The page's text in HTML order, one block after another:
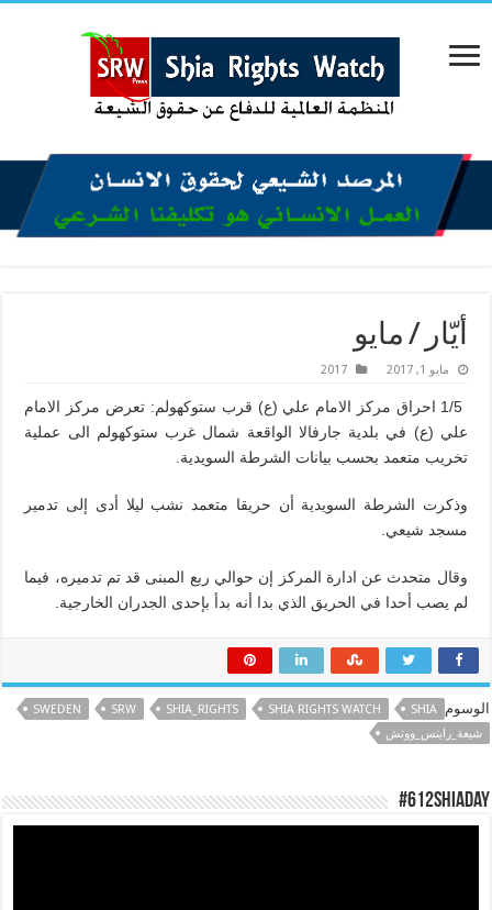
أيّار / مايو
مايو 1, 2017 2017
1/5 احراق مركز الامام علي (ع) قرب ستوكهولم: تعرض مركز الامام
علي (ع) في بلدية جارفالا الواقعة شمال غرب ستوكهولم الى عملية
تخريب متعمد بحسب بيانات الشرطة السويدية.
وذكرت الشرطة السويدية أن حريقا متعمد نشب ليلا أدى إلى تدمير
مسجد شيعي.
وقال متحدث عن ادارة المركز إن حوالي ربع المبنى قد تم تدميره، فيما
لم يصب أحدا في الحريق الذي بدا أنه بدأ بإحدى الجدران الخارجية.
الوسوم SHIA
SHIA RIGHTS WATCH
SHIA_RIGHTS
SRW
SWEDEN
شيعة_رايتس_ووتش
#612ShiaDay